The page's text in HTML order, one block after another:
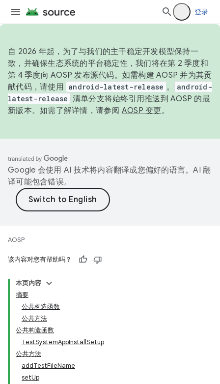
登录
自 2026 年起，为了与我们的主干稳定开发模型保持一
致，并确保生态系统的平台稳定性，我们将在第 2 季度和
第 4 季度向 AOSP 发布源代码。如需构建 AOSP 并为其贡
献代码，请使用 android-latest-release 。
android-
latest-release 清单分支将始终引用推送到 AOSP 的最
新版本。如需了解详情，请参阅 AOSP 变更。
Google 会使用 AI 技术将内容翻译成您偏好的语言。AI 翻
译可能包含错误。
AOSP
该内容对您有帮助吗？
本页内容
摘要
公共构造函数
公共方法
公共构造函数
TestSystemAppInstallSetup
公共方法
addTestFileName
setUp